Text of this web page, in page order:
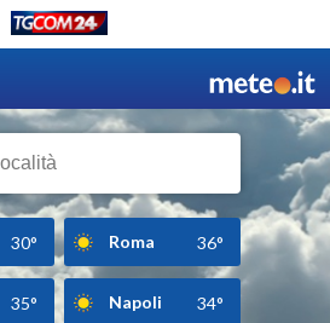
30° Roma 36°
35° Napoli 34°